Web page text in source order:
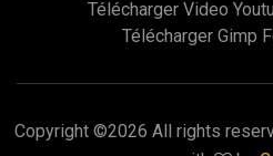
Télécharger Video
Télécharger Gimp
Copyright ©2026 All rights